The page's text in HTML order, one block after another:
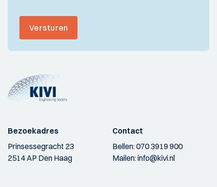
Versturen
Bezoekadres
Prinsessegracht 23
2514 AP Den Haag
Contact
Bellen:070 3919 900
Mailen:info@kivi.nl